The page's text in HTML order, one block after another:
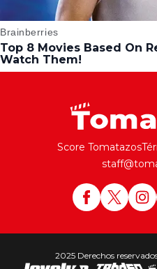
Score Tomatazos
2025 Derechos